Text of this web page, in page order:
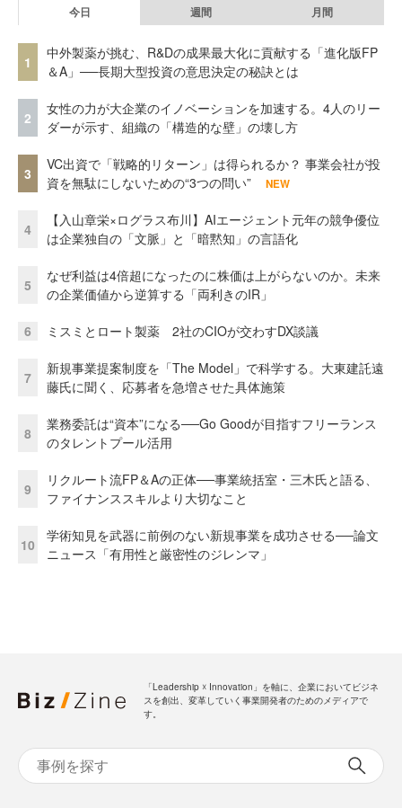
今日 週間 月間
1
中外製薬が挑む、R&Dの成果最大化に貢献する「進化版FP
＆A」──長期大型投資の意思決定の秘訣とは
2
女性の力が大企業のイノベーションを加速する。4人のリー
ダーが示す、組織の「構造的な壁」の壊し方
3
VC出資で「戦略的リターン」は得られるか？ 事業会社が投
資を無駄にしないための“3つの問い”
NEW
4
【入山章栄×ログラス布川】AIエージェント元年の競争優位
は企業独自の「文脈」と「暗黙知」の言語化
5
なぜ利益は4倍超になったのに株価は上がらないのか。未来
の企業価値から逆算する「両利きのIR」
6 ミスミとロート製薬 2社のCIOが交わすDX談議
7
新規事業提案制度を「The Model」で科学する。大東建託遠
藤氏に聞く、応募者を急増させた具体施策
8
業務委託は“資本”になる──Go Goodが目指すフリーランス
のタレントプール活用
9
リクルート流FP＆Aの正体──事業統括室・三木氏と語る、
ファイナンススキルより大切なこと
10
学術知見を武器に前例のない新規事業を成功させる──論文
ニュース「有用性と厳密性のジレンマ」
「Leadership ☓ Innovation」を軸に、企業においてビジネ
スを創出、変革していく事業開発者のためのメディアで
す。